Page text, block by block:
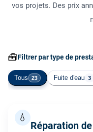
vos projets. Des prix
🧰Filtrer par type de
Tous 23 Fuite d'eau 3
💧
Réparation